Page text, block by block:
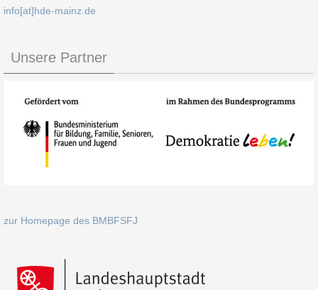
info[at]hde-mainz.de
Unsere Partner
zur Homepage des BMBFSFJ